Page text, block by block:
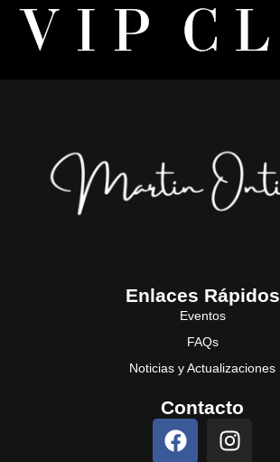
Enlaces Rápidos
Eventos
FAQs
Noticias y Actualizaciones
Contacto